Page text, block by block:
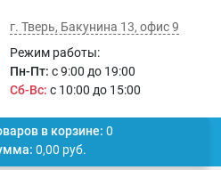
г. Тверь, Бакунина 13, офис 9
Режим работы:
Пн-Пт: с 9:00 до 19:00
Сб-Вс: с 10:00 до 15:00
в корзине: 0
0,00 руб.